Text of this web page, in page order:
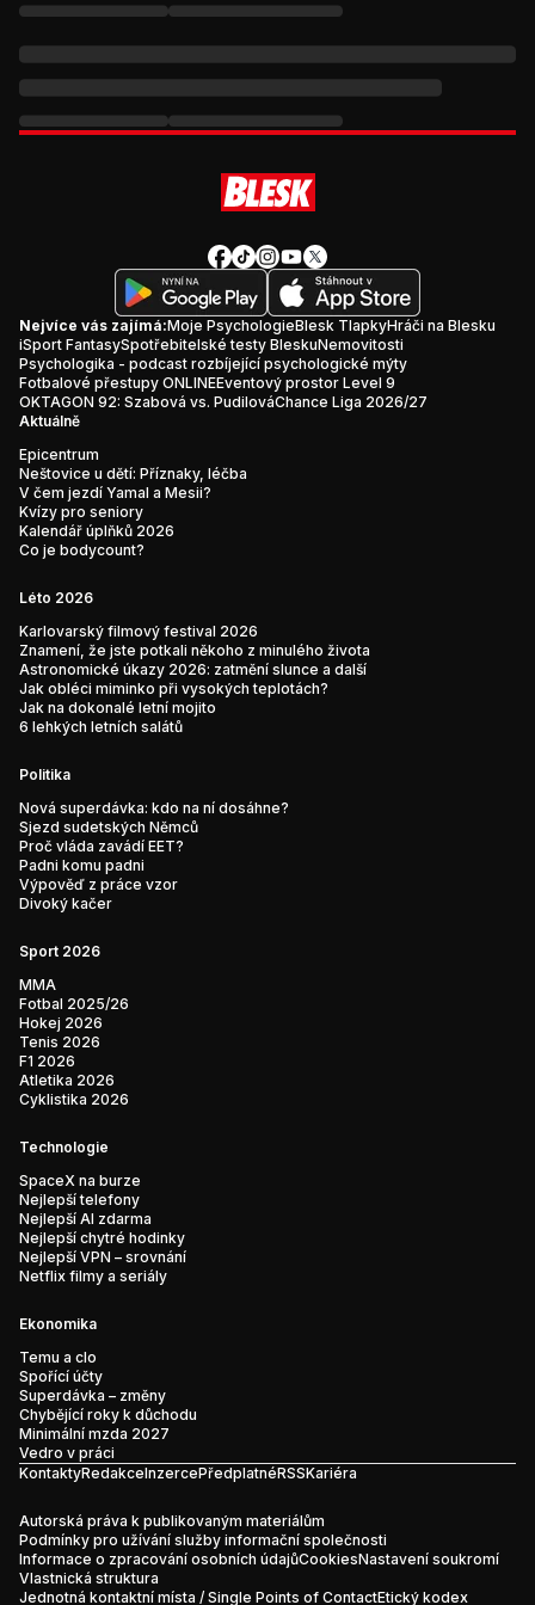
Nejvíce vás zajímá:Moje PsychologieBlesk TlapkyHráči na Blesku
iSport FantasySpotřebitelské testy BleskuNemovitosti
Psychologika - podcast rozbíjející psychologické mýty
Fotbalové přestupy ONLINEEventový prostor Level 9
OKTAGON 92: Szabová vs. PudilováChance Liga 2026/27
Aktuálně
Epicentrum
Neštovice u dětí: Příznaky, léčba
V čem jezdí Yamal a Mesii?
Kvízy pro seniory
Kalendář úplňků 2026
Co je bodycount?
Léto 2026
Karlovarský filmový festival 2026
Znamení, že jste potkali někoho z minulého života
Astronomické úkazy 2026: zatmění slunce a další
Jak obléci miminko při vysokých teplotách?
Jak na dokonalé letní mojito
6 lehkých letních salátů
Politika
Nová superdávka: kdo na ní dosáhne?
Sjezd sudetských Němců
Proč vláda zavádí EET?
Padni komu padni
Výpověď z práce vzor
Divoký kačer
Sport 2026
MMA
Fotbal 2025/26
Hokej 2026
Tenis 2026
F1 2026
Atletika 2026
Cyklistika 2026
Technologie
SpaceX na burze
Nejlepší telefony
Nejlepší AI zdarma
Nejlepší chytré hodinky
Nejlepší VPN – srovnání
Netflix filmy a seriály
Ekonomika
Temu a clo
Spořící účty
Superdávka – změny
Chybějící roky k důchodu
Minimální mzda 2027
Vedro v práci
KontaktyRedakceInzercePředplatnéRSSKariéra
Autorská práva k publikovaným materiálům
Podmínky pro užívání služby informační společnosti
Informace o zpracování osobních údajůCookiesNastavení soukromí
Vlastnická struktura
Jednotná kontaktní místa / Single Points of ContactEtický kodex